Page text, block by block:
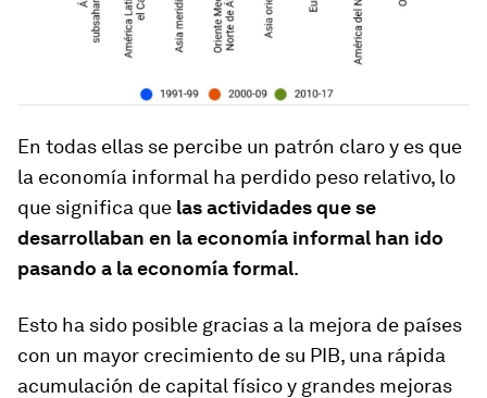
En todas ellas se percibe un patrón claro y es que
la economía informal ha perdido peso relativo, lo
que significa que las actividades que se
desarrollaban en la economía informal han ido
pasando a la economía formal.
Esto ha sido posible gracias a la mejora de países
con un mayor crecimiento de su PIB, una rápida
acumulación de capital físico y grandes mejoras